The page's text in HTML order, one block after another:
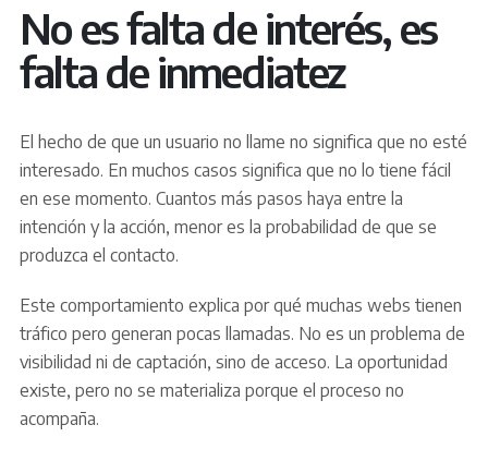
No es falta de interés, es
falta de inmediatez
El hecho de que un usuario no llame no significa que no esté
interesado. En muchos casos significa que no lo tiene fácil
en ese momento. Cuantos más pasos haya entre la
intención y la acción, menor es la probabilidad de que se
produzca el contacto.
Este comportamiento explica por qué muchas webs tienen
tráfico pero generan pocas llamadas. No es un problema de
visibilidad ni de captación, sino de acceso. La oportunidad
existe, pero no se materializa porque el proceso no
acompaña.